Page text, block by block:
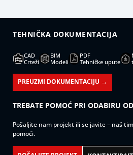
TEHNIČKA DOKUMENTACIJA
CAD
Crteži
BIM
Modeli
PDF
Tehničke upute
PREUZMI DOKUMENTACIJU →
TREBATE POMOĆ PRI ODABIRU
Pošaljite nam projekt ili se javite – naš
pomoći.